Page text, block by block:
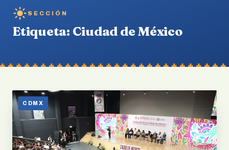
SECCIÓN
Etiqueta: Ciudad de México
CDMX